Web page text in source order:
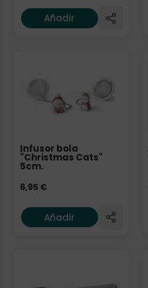
Añadir
Infusor bola
"Christmas Cats"
5cm.
6,95 €
Añadir